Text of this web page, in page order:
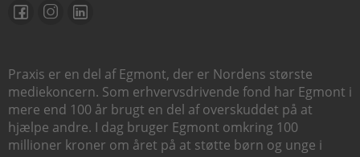
Praxis er en del af Egmont, der er Nordens største
mediekoncern. Som erhvervsdrivende fond har Egmont i
mere end 100 år brugt en del af overskuddet på at
hjælpe andre. I dag bruger Egmont omkring 100
millioner kroner om året på at støtte børn og unge i